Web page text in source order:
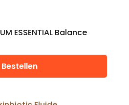
ESSENTIAL Balance
Bestellen